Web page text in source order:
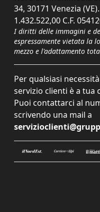
34, 30171 Venezia
1.432.522,00 C.F.
I diritti delle immagini e
espressamente vietata la
mezzo e l'adattamento
Per qualsiasi
servizio clienti è a tua
Puoi contattarci al
scrivendo una mail a